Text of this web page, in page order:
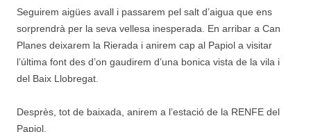
Seguirem aigües avall i passarem pel salt d’aigua que ens
sorprendrà per la seva vellesa inesperada. En arribar a Can
Planes deixarem la Rierada i anirem cap al Papiol a visitar
l’última font des d’on gaudirem d’una bonica vista de la vila i
del Baix Llobregat.
Desprès, tot de baixada, anirem a l’estació de la RENFE del
Papiol.